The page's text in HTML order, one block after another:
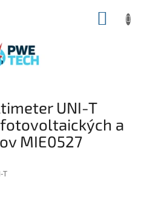
UNI-T
fotovoltaických a
MIE0527
T